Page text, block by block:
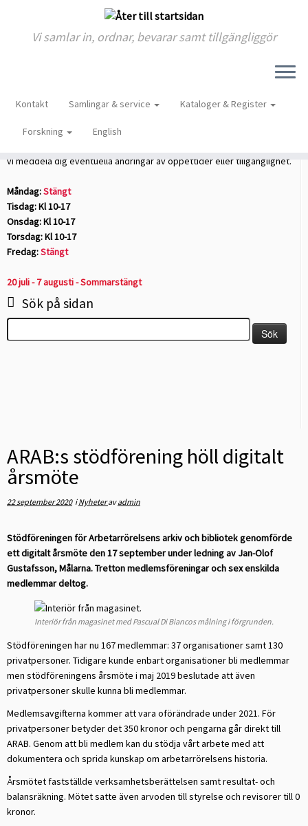
content
Vi samlar in, ordnar, bevarar samt tillgängliggör
Kontakt Samlingar & service Kataloger & Register
Forskning English
Öppettider
vi meddela dig eventuella ändringar av öppettider eller tillgänglighet.
Måndag:Stängt
Tisdag: Kl 10-17
Onsdag: Kl 10-17
Torsdag: Kl 10-17
Fredag:Stängt
20 juli - 7 augusti - Sommarstängt
Sök på sidan
efter:
ARAB:s stödförening höll digitalt
årsmöte
22 september 2020iNyheteravadmin
Stödföreningen för Arbetarrörelsens arkiv och bibliotek genomförde
ett digitalt årsmöte den 17 september under ledning av Jan-Olof
Gustafsson, Målarna. Tretton medlemsföreningar och sex enskilda
medlemmar deltog.
Interiör från magasinet med Pascual Di Biancos målning i förgrunden.
Stödföreningen har nu 167 medlemmar: 37 organisationer samt 130
privatpersoner. Tidigare kunde enbart organisationer bli medlemmar
men stödföreningens årsmöte i maj 2019 beslutade att även
privatpersoner skulle kunna bli medlemmar.
Medlemsavgifterna kommer att vara oförändrade under 2021. För
privatpersoner betyder det 350 kronor och pengarna går direkt till
ARAB. Genom att bli medlem kan du stödja vårt arbete med att
dokumentera och sprida kunskap om arbetarrörelsens historia.
Årsmötet fastställde verksamhetsberättelsen samt resultat- och
balansräkning. Mötet satte även arvoden till styrelse och revisorer till 0
kronor.